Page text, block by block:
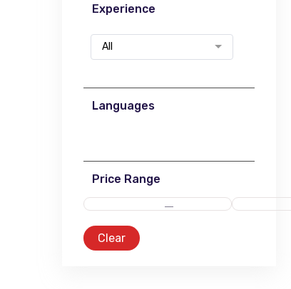
Experience
All
Languages
Price Range
Clear